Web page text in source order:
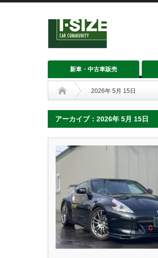
新車・中古車販売
2026年 5月 15日
アーカイブ：2026年 5月 15日